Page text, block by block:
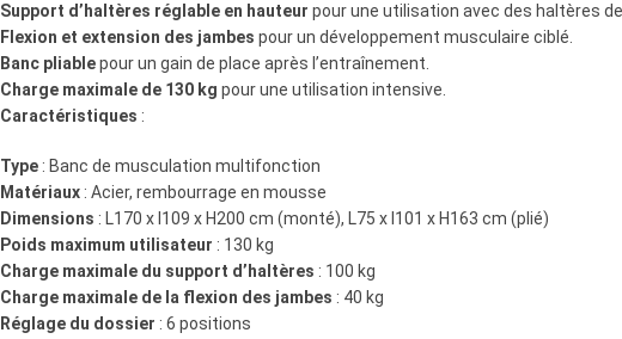
Support d’haltères réglable en hauteur pour une utilisation avec des haltères
Flexion et extension des jambes pour un développement musculaire ciblé.
Banc pliablepour un gain de place après l’entraînement.
Charge maximale de 130 kg pour une utilisation intensive.
Caractéristiques :
Type : Banc de musculation multifonction
Matériaux : Acier, rembourrage en mousse
Dimensions : L170 x l109 x H200 cm (monté), L75 x l101 x H163 cm (plié)
Poids maximum utilisateur : 130 kg
Charge maximale du support d’haltères : 100 kg
Charge maximale de la flexion des jambes : 40 kg
Réglage du dossier : 6 positions